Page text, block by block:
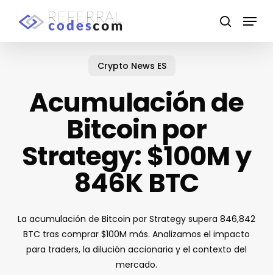
search
Menu
Crypto News ES
Acumulación de
Bitcoin por
Strategy: $100M y
846K BTC
La acumulación de Bitcoin por Strategy supera 846,842
BTC tras comprar $100M más. Analizamos el impacto
para traders, la dilución accionaria y el contexto del
mercado.